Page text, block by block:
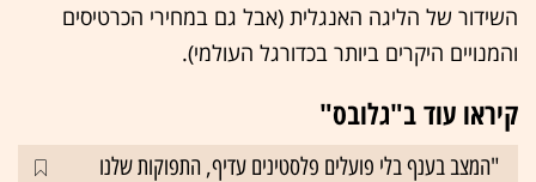
השידור של הליגה האנגלית (אבל גם במחירי הכרטיסים
והמנויים היקרים ביותר בכדורגל העולמי).
קיראו עוד ב"גלובס"
"המצב בענף בלי פועלים פלסטינים עדיף, התפוקות שלנו